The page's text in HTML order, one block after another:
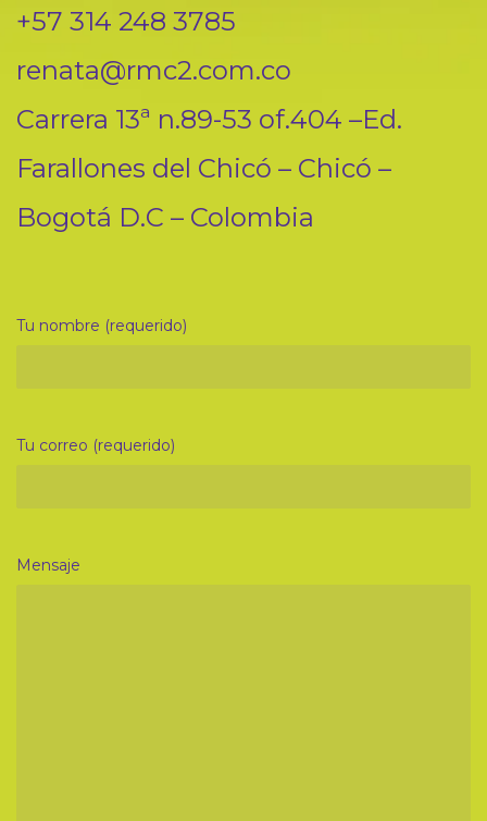
+57 314 248 3785
renata@rmc2.com.co
Carrera 13ª n.89-53 of.404 –Ed.
Farallones del Chicó – Chicó –
Bogotá D.C – Colombia
Tu nombre (requerido)
Tu correo (requerido)
Mensaje